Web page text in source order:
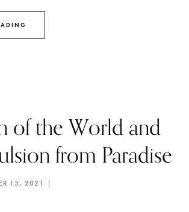
of the World and
from Paradise
15, 2021